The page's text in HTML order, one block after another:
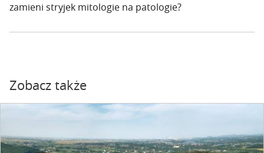
zamieni stryjek mitologie na patologie?
Zobacz także